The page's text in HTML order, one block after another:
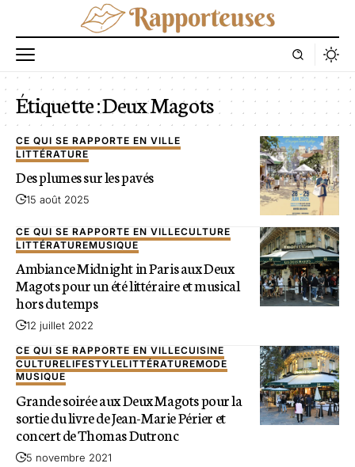
Étiquette :Deux Magots
CE QUI SE RAPPORTE EN VILLE
LITTÉRATURE
Des plumes sur les pavés
15 août 2025
CE QUI SE RAPPORTE EN VILLECULTURE
LITTÉRATUREMUSIQUE
Ambiance Midnight in Paris aux Deux
Magots pour un été littéraire et musical
hors du temps
12 juillet 2022
CE QUI SE RAPPORTE EN VILLECUISINE
CULTURELIFESTYLELITTÉRATUREMODE
MUSIQUE
Grande soirée aux Deux Magots pour la
sortie du livre de Jean-Marie Périer et
concert de Thomas Dutronc
5 novembre 2021